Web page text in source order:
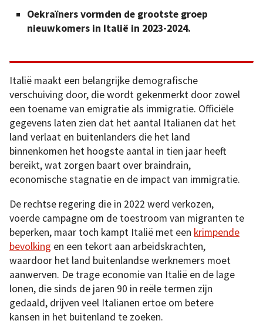
Oekraïners vormden de grootste groep
nieuwkomers in Italië in 2023-2024.
Italië maakt een belangrijke demografische
verschuiving door, die wordt gekenmerkt door zowel
een toename van emigratie als immigratie. Officiële
gegevens laten zien dat het aantal Italianen dat het
land verlaat en buitenlanders die het land
binnenkomen het hoogste aantal in tien jaar heeft
bereikt, wat zorgen baart over braindrain,
economische stagnatie en de impact van immigratie.
De rechtse regering die in 2022 werd verkozen,
voerde campagne om de toestroom van migranten te
beperken, maar toch kampt Italië met een krimpende
bevolking en een tekort aan arbeidskrachten,
waardoor het land buitenlandse werknemers moet
aanwerven. De trage economie van Italië en de lage
lonen, die sinds de jaren 90 in reële termen zijn
gedaald, drijven veel Italianen ertoe om betere
kansen in het buitenland te zoeken.